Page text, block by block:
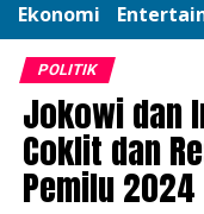
Ekonomi
POLITIK
Jokowi dan
Coklit dan
Pemilu 2024